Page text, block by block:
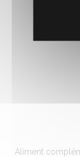
Aliment